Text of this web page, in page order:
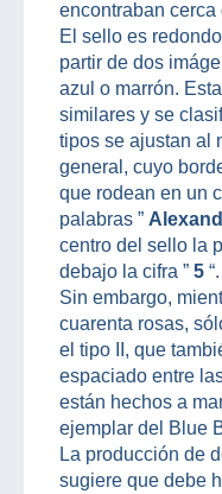
encontraban cerca
El sello es
partir de dos
azul o marrón.
similares y se
tipos se ajustan al
general, cuyo
que rodean en un
palabras ”
centro del sello la
debajo la cifra ” 5 “.
Sin embargo,
cuarenta rosas,
el tipo II, que
espaciado entre
están hechos a
ejemplar del Blue
La producción de
sugiere que debe